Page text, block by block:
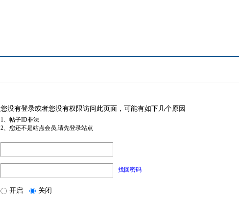
您没有登录或者您没有权限访问此页面，可能有如下几个原因
1、帖子ID非法
2、您还不是站点会员,请先登录站点
找回密码
开启 关闭